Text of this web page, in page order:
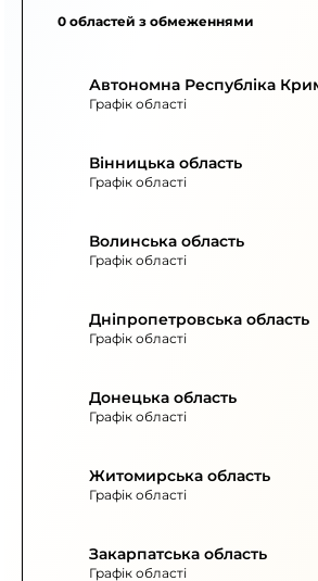
0 областей з обмеженнями
Автономна Республіка
Графік області
Вінницька область
Графік області
Волинська область
Графік області
Дніпропетровська область
Графік області
Донецька область
Графік області
Житомирська область
Графік області
Закарпатська область
Графік області